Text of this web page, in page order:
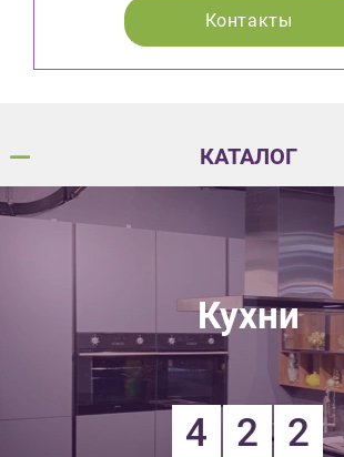
Контакты
КАТАЛОГ
Кухни
4 2 2